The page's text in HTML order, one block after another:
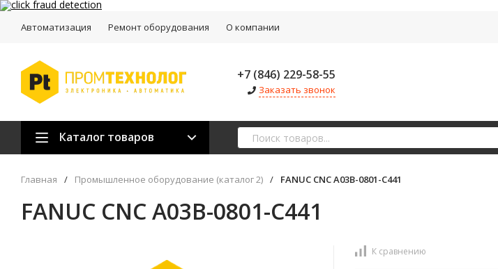
Автоматизация Ремонт оборудования О компании
+7 (846) 229-58-55
Заказать звонок
Каталог товаров
Главная / Промышленное оборудование (каталог 2) / FANUC CNC A03B-0801-C441
FANUC CNC A03B-0801-C441
К сравнению